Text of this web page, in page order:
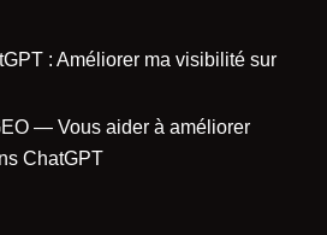
: Améliorer ma visibilité sur
— Vous aider à améliorer
ChatGPT